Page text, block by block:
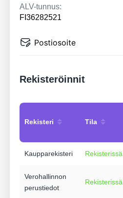
ALV-tunnus:
FI36282521
Postiosoite
Rekisteröinnit
Rekisteri Tila
Kaupparekisteri Rekisterissä
Verohallinnon
perustiedot
Rekisterissä